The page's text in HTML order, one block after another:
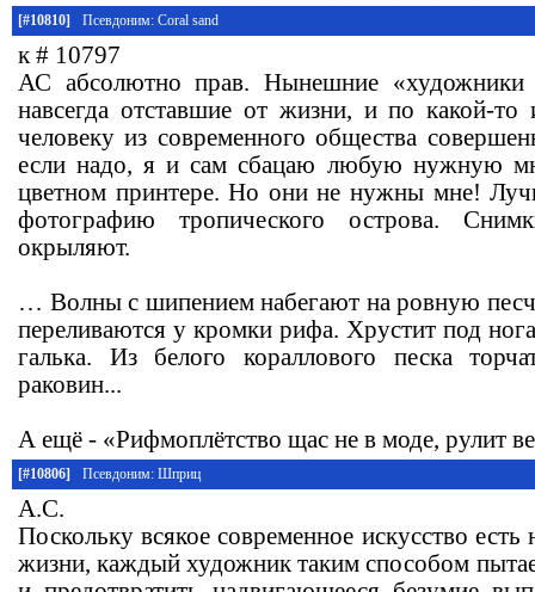
[#10810] Псевдоним: Coral sand
к # 10797
АС абсолютно прав. Нынешние
навсегда отставшие от жизни, и по какой-то
человеку из современного общества
если надо, я и сам сбацаю любую нужную
цветном принтере. Но они не нужны мне!
фотографию тропического острова.
окрыляют.
… Волны с шипением набегают на ровную
переливаются у кромки рифа. Хрустит под
галька. Из белого кораллового песка
раковин...
А ещё - «Рифмоплётство щас не в моде, рулит
[#10806] Псевдоним: Шприц
А.С.
Поскольку всякое современное искусство
жизни, каждый художник таким способом